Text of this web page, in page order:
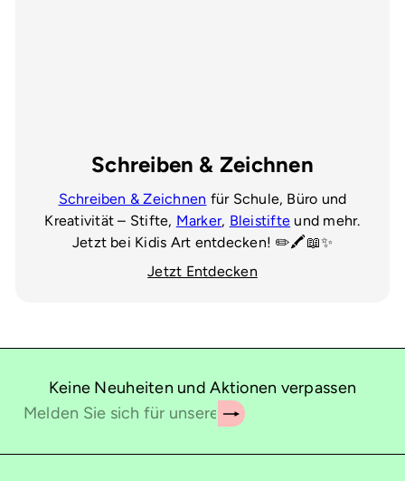
Schreiben & Zeichnen
Schreiben & Zeichnen für Schule, Büro und
Kreativität – Stifte, Marker, Bleistifte und mehr.
Jetzt bei Kidis Art entdecken! ✏️🖍️📖✨
Jetzt Entdecken
Keine Neuheiten und Aktionen verpassen
Abonnieren
Melden
sich